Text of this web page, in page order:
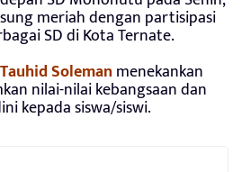
meriah dengan partisipasi
SD di Kota Ternate.
Solemanmenekankan
nilai-nilai kebangsaan dan
kepada siswa/siswi.